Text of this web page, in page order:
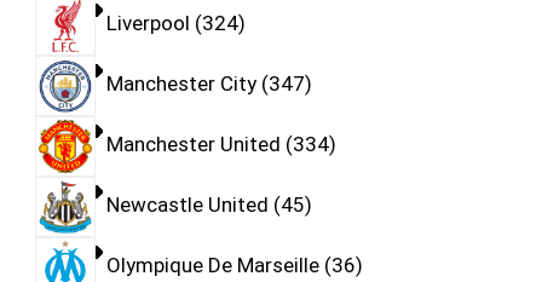
Liverpool 324
Manchester City 347
Manchester United 334
Newcastle United 45
Olympique De Marseille 36